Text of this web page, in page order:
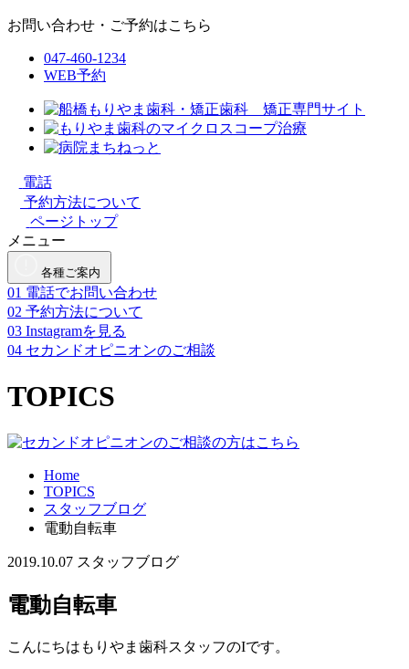
お問い合わせ・ご予約はこちら
047-460-1234
WEB予約
電話
予約方法について
ページトップ
メニュー
各種ご案内
01 電話でお問い合わせ
02 予約方法について
03 Instagramを見る
04 セカンドオピニオンのご相談
TOPICS
Home
TOPICS
スタッフブログ
電動自転車
2019.10.07 スタッフブログ
電動自転車
こんにちはもりやま歯科スタッフのIです。